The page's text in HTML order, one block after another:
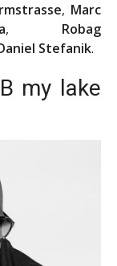
, Marc
, Robag
Stefanik.
my lake